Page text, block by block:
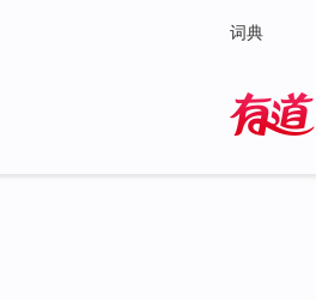
词典